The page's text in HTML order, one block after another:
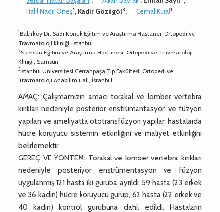
Halil Nadir Öneş1, Kadir Gözügöl3, Cemal Kural1
1Bakırköy Dr. Sadi Konuk Eğitim ve Araştırma Hastanei, Ortopedi ve
Travmatoloji Kliniği, İstanbul
2Samsun Eğitim ve Araştırma Hastanesi, Ortopedi ve Travmatoloji
Kliniği, Samsun
3İstanbul Üniversitesi Cerrahpaşa Tıp Fakültesi, Ortopedi ve
Travmatoloji Anabilim Dalı, İstanbul
AMAÇ: Çalışmamızın amacı torakal ve lomber vertebra
kırıkları nedeniyle posterior enstrümantasyon ve füzyon
yapılan ve ameliyatta ototransfüzyon yapılan hastalarda
hücre koruyucu sistemin etkinliğini ve maliyet etkinliğini
belirlemektir.
GEREÇ VE YÖNTEM: Torakal ve lomber vertebra kırıkları
nedeniyle posteriyor enstrümentasyon ve füzyon
uygulanmış 121 hasta iki guruba ayrıldı: 59 hasta (23 erkek
ve 36 kadın) hücre koruyucu gurup, 62 hasta (22 erkek ve
40 kadın) kontrol gurubuna dahil edildi. Hastaların